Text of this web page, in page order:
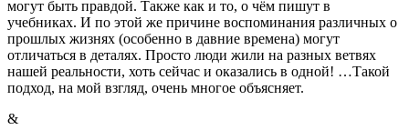
могут быть правдой. Также как и то, о чём пишут в
учебниках. И по этой же причине воспоминания различных о
прошлых жизнях (особенно в давние времена) могут
отличаться в деталях. Просто люди жили на разных ветвях
нашей реальности, хоть сейчас и оказались в одной! …Такой
подход, на мой взгляд, очень многое объясняет.
&